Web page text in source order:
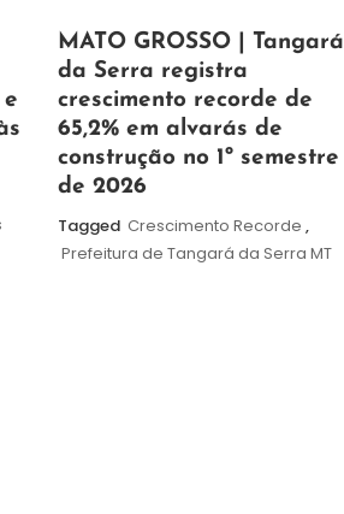
5
de
agosto
de
2026
Maurilio
MATO GROSSO | Tangará
da Serra registra
crescimento recorde de
65,2% em alvarás de
construção no 1º semestre
de 2026
Tagged Crescimento Recorde ,
Prefeitura de Tangará da Serra MT